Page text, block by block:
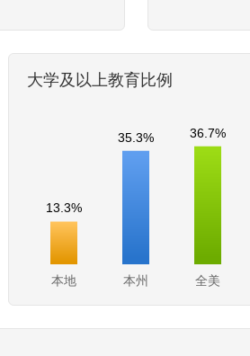
大学及以上教育比例
本地 本州 全美
13.3%
35.3% 36.7%